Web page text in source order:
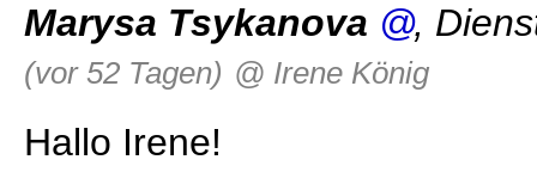
Marysa Tsykanova ,
(vor 52 Tagen) @ Irene König
Hallo Irene!